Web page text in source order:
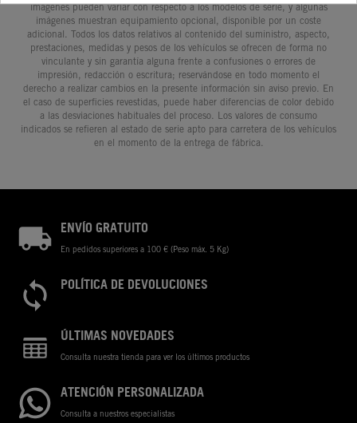
imágenes pueden variar con respecto a los modelos de serie, y algunas
imágenes muestran equipamiento opcional, disponible por un coste
adicional. Todos los datos relativos al contenido del suministro, aspecto,
prestaciones, medidas y pesos de los vehículos se ofrecen de forma no
vinculante y sin garantía alguna frente a confusiones o errores de
impresión, redacción o escritura; reservándose en todo momento el
derecho a realizar cambios en la presente información sin aviso previo. En
el caso de superficies revestidas, puede haber diferencias de color debido
a las desviaciones habituales del proceso. Los valores de consumo
indicados se refieren al estado de serie apto para carretera de los vehículos
en el momento de la entrega de fábrica.
ENVÍO GRATUITO
En pedidos superiores a 100 € (Peso máx. 5 Kg)
POLÍTICA DE DEVOLUCIONES
ÚLTIMAS NOVEDADES
Consulta nuestra tienda para ver los últimos productos
ATENCIÓN PERSONALIZADA
Consulta a nuestros especialistas